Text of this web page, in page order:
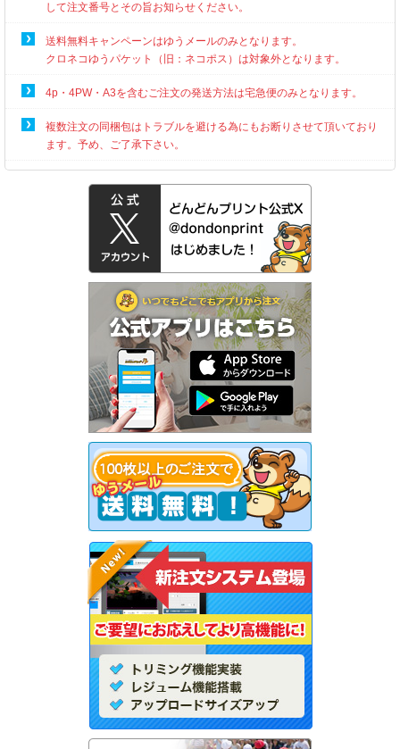
して注文番号とその旨お知らせください。
送料無料キャンペーンはゆうメールのみとなります。
クロネコゆうパケット（旧：ネコポス）は対象外となります。
4p・4PW・A3を含むご注文の発送方法は宅急便のみとなります。
複数注文の同梱包はトラブルを避ける為にもお断りさせて頂いており
ます。予め、ご了承下さい。